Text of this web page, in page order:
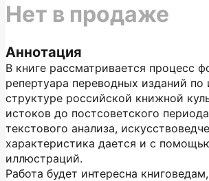
Аннотация
В книге рассматривается процесс
репертуара переводных изданий по
структуре российской книжной
истоков до постсоветского
текстового анализа,
характеристика дается и с
иллюстраций.
Работа будет интересна
Нет в продаже